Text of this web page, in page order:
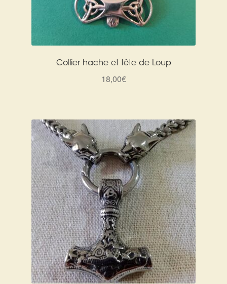
Collier hache et tête de Loup
18,00€